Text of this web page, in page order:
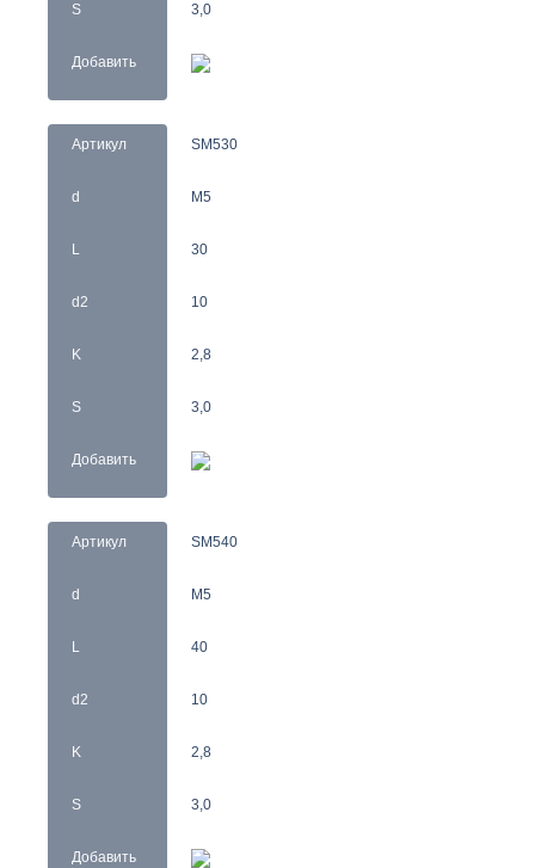
S
Добавить
3,0
Артикул
d
L
d2
K
S
Добавить
SM530
M5
30
10
2,8
3,0
Артикул
d
L
d2
K
S
Добавить
SM540
M5
40
10
2,8
3,0